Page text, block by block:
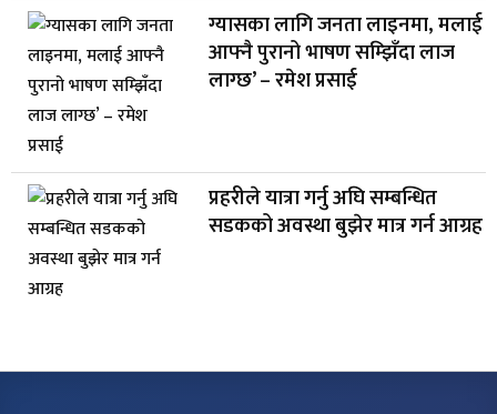
ग्यासका लागि जनता लाइनमा, मलाई
आफ्नै पुरानो भाषण सम्झिँदा लाज
लाग्छ’ – रमेश प्रसाई
प्रहरीले यात्रा गर्नु अघि सम्बन्धित
सडकको अवस्था बुझेर मात्र गर्न आग्रह